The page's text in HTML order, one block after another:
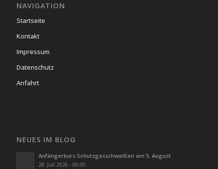
NAVIGATION
Startseite
Kontakt
Impressum
Datenschutz
Anfahrt
NEUES IM BLOG
Anfängerkurs Schutzgasschweißen am 5. August
28. Juli 2026 - 00:00